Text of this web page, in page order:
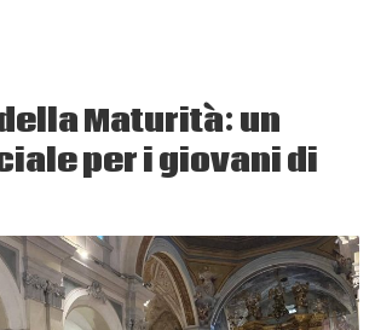
Maturità: un
per i giovani di